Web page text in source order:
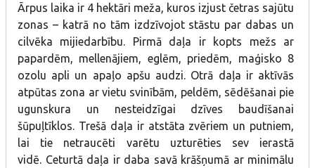
Ārpus laika ir 4 hektāri meža, kuros izjust četras sajūtu
zonas – katrā no tām izdzīvojot stāstu par dabas un
cilvēka mijiedarbību. Pirmā daļa ir kopts mežs ar
papardēm, mellenājiem, eglēm, priedēm, maģisko 8
ozolu apli un apaļo apšu audzi. Otrā daļa ir aktīvās
atpūtas zona ar vietu svinībām, peldēm, sēdēšanai pie
ugunskura un nesteidzīgai dzīves baudīšanai
šūpuļtīklos. Trešā daļa ir atstāta zvēriem un putniem,
lai tie netraucēti varētu uzturēties sev ierastā
vidē. Ceturtā daļa ir daba savā krāšņumā ar minimālu